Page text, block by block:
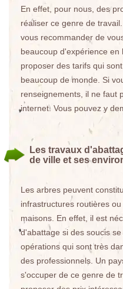
En effet, pour nous, des
réaliser ce genre de
vous recommander de
beaucoup d'expérience
proposer des tarifs qui
beaucoup de monde. Si
renseignements, il ne faut
internet. Vous pouvez y
Les travaux
de ville et ses
Les arbres peuvent
infrastructures routières
maisons. En effet, il est
d'abattage si des soucis
opérations qui sont très
des professionnels. Un
s'occuper de ce genre de